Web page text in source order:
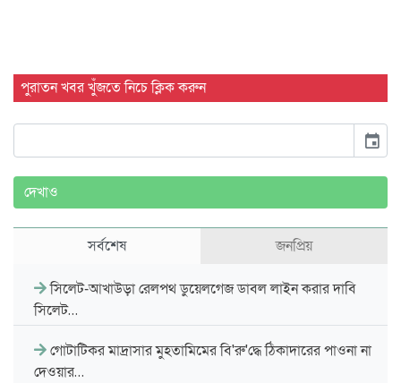
পুরাতন খবর খুঁজতে নিচে ক্লিক করুন
event
দেখাও
সর্বশেষ জনপ্রিয়
সিলেট-আখাউড়া রেলপথ ডুয়েলগেজ ডাবল লাইন করার দাবি
সিলেট…
গোটাটিকর মাদ্রাসার মুহতামিমের বি'রু'দ্ধে ঠিকাদারের পাওনা না
দেওয়ার…